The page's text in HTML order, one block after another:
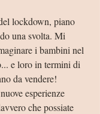
lockdown, piano
una svolta. Mi
i bambini nel
e loro in termini di
da vendere!
esperienze
che possiate